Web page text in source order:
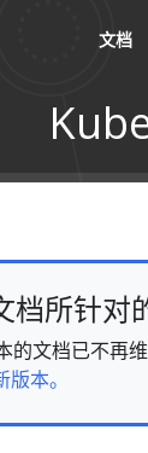
文档
档所针
的文档已不再
版本。